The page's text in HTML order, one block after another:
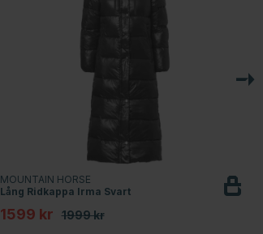
MOUNTAIN HORSE
Lång Ridkappa Irma Svart
1599 kr 1999 kr